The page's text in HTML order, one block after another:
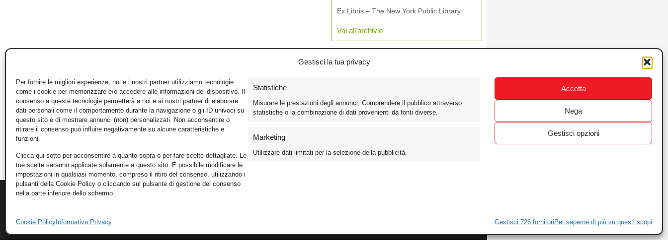
Gestisci la tua privacy
Per fornire le migliori esperienze, noi e i nostri partner utilizziamo tecnologie
come i cookie per memorizzare e/o accedere alle informazioni del dispositivo. Il
consenso a queste tecnologie permetterà a noi e ai nostri partner di elaborare
dati personali come il comportamento durante la navigazione o gli ID univoci su
questo sito e di mostrare annunci (non) personalizzati. Non acconsentire o
ritirare il consenso può influire negativamente su alcune caratteristiche e
funzioni.
Clicca qui sotto per acconsentire a quanto sopra o per fare scelte dettagliate. Le
tue scelte saranno applicate solamente a questo sito. È possibile modificare le
impostazioni in qualsiasi momento, compreso il ritiro del consenso, utilizzando i
pulsanti della Cookie Policy o cliccando sul pulsante di gestione del consenso
nella parte inferiore dello schermo.
Statistiche
Misurare le prestazioni degli annunci, Comprendere il pubblico attraverso
statistiche o la combinazione di dati provenienti da fonti diverse.
Marketing
Utilizzare dati limitati per la selezione della pubblicità.
Gestisci 726 fornitori Per saperne di più su questi scopi
Accetta
Nega
Gestisci opzioni
Cookie Policy Informativa Privacy
Ex Libris – The New York Public Library
Vai all'archivio